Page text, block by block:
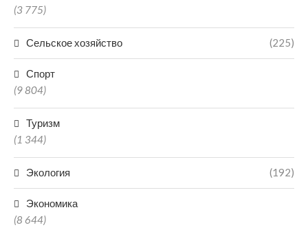
(3 775)
Сельское хозяйство (225)
Спорт
(9 804)
Туризм
(1 344)
Экология (192)
Экономика
(8 644)